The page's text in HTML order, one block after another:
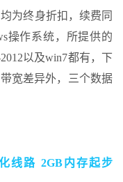
为终身折扣，续费同
操作系统，所提供的
以及win7都有，下
宽差异外，三个数据
线路 2GB内存起步